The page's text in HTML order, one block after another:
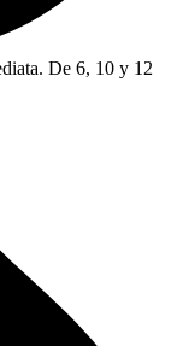
De 6, 10 y 12